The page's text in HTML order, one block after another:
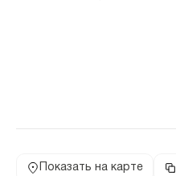
Показать на карте